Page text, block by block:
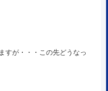
すが・・・この先どうなっ